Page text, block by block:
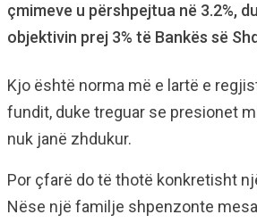
çmimeve u përshpejtua në 3.2%,
objektivin prej 3% të Bankës së
Kjo është norma më e lartë e
fundit, duke treguar se presionet
nuk janë zhdukur.
Por çfarë do të thotë konkretisht
Nëse një familje shpenzonte